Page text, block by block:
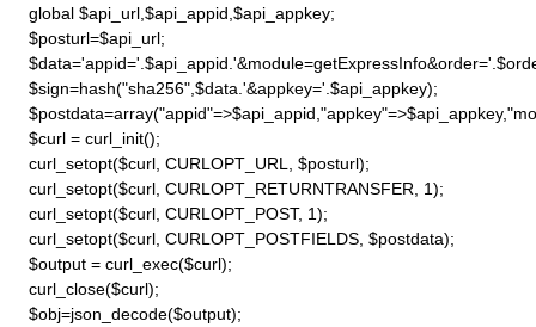
    global $api_url,$api_appid,$api_appkey;
    $posturl=$api_url;
    $sign=hash("sha256",$data.'&appkey='.$api_appkey);
    $curl = curl_init();
    curl_setopt($curl, CURLOPT_URL, $posturl);
    curl_setopt($curl, CURLOPT_RETURNTRANSFER, 1);
    curl_setopt($curl, CURLOPT_POST, 1);
    curl_setopt($curl, CURLOPT_POSTFIELDS, $postdata);
    $output = curl_exec($curl);
    curl_close($curl);
    $obj=json_decode($output);